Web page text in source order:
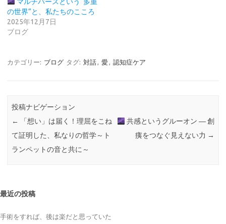
の世界”と、私たちのこころ
2025年12月7日
ブログ
カテゴリー: ブログ タグ: 対話, 愛, 認知症ケア
投稿ナビゲーション
←
「想い」は届く！理屈をこね
て証明した、私なりの哲学～ト
ランペットの音と共に～
共感というグルーオン ― 創
痍をつなぐ見えない力 →
最近の投稿
手術をすれば、後は楽だと思っていた